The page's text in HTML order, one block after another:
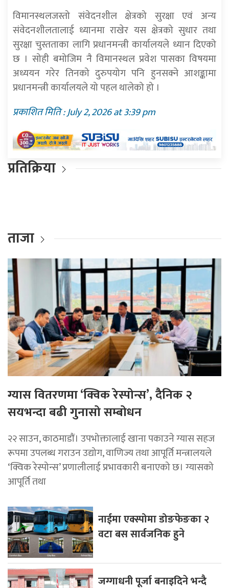
विमानस्थलजस्तो संवेदनशील क्षेत्रको सुरक्षा एवं अन्य
संवेदनशीलतालाई ध्यानमा राखेर यस क्षेत्रको सुधार तथा
सुरक्षा चुस्तताका लागि प्रधानमन्त्री कार्यालयले ध्यान दिएको
छ । सोही बमोजिम नै विमानस्थल प्रवेश पासका विषयमा
अध्ययन गरेर तिनको दुरुपयोग पनि हुनसक्ने आशङ्कामा
प्रधानमन्त्री कार्यालयले यो पहल थालेको हो ।
प्रकाशित मिति : July 2, 2026 at 3:39 pm
प्रतिक्रिया
ताजा
ग्यास वितरणमा ‘क्विक रेस्पोन्स’, दैनिक २
सयभन्दा बढी गुनासो सम्बोधन
२२ साउन, काठमाडाैं। उपभोक्तालाई खाना पकाउने ग्यास सहज
रूपमा उपलब्ध गराउन उद्योग, वाणिज्य तथा आपूर्ति मन्त्रालयले
‘क्विक रेस्पोन्स’ प्रणालीलाई प्रभावकारी बनाएको छ। ग्यासको
आपूर्ति तथा
नाईमा एक्स्पोमा डोङफेङका २
वटा बस सार्वजनिक हुने
जग्गाधनी पूर्जा बनाइदिने भन्दै